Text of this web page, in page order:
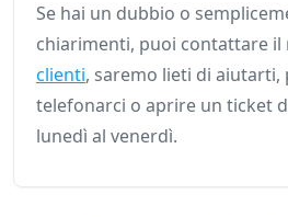
Se hai un dubbio o
chiarimenti, puoi contattare il
clienti, saremo lieti di aiutarti,
telefonarci o aprire un ticket
lunedì al venerdì.